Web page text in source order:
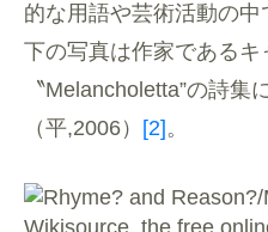
的な用語や芸術活動の
下の写真は作家であるキ
〝Melancholetta”の詩集
（平,2006） [2]。